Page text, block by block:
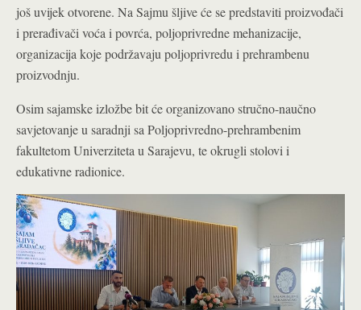
još uvijek otvorene. Na Sajmu šljive će se predstaviti proizvođači
i prerađivači voća i povrća, poljoprivredne mehanizacije,
organizacija koje podržavaju poljoprivredu i prehrambenu
proizvodnju.
Osim sajamske izložbe bit će organizovano stručno-naučno
savjetovanje u saradnji sa Poljoprivredno-prehrambenim
fakultetom Univerziteta u Sarajevu, te okrugli stolovi i
edukativne radionice.